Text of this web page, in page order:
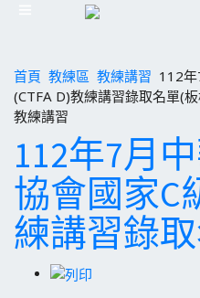
首頁 教練區 教練講習 112年
(CTFA D)教練講習錄取名單(
教練講習
112年7月
協會國家C
練講習錄